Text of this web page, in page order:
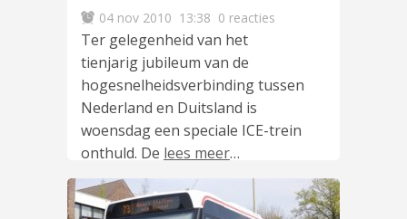
04 nov 2010 13:38 0 reacties
Ter gelegenheid van het
tienjarig jubileum van de
hogesnelheidsverbinding tussen
Nederland en Duitsland is
woensdag een speciale ICE-trein
onthuld. De lees meer…